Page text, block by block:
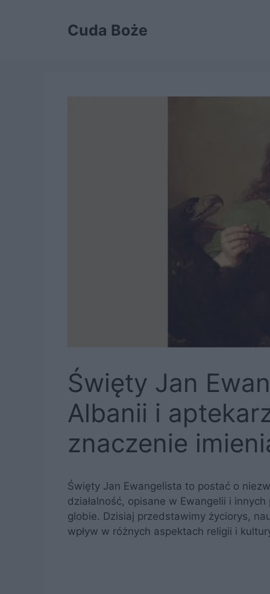
Cuda Boże
Święty Jan
Albanii i
znaczenie
Święty Jan Ewangelista to postać o
działalność, opisane w Ewangelii i
globie. Dzisiaj przedstawimy życiorys,
wpływ w różnych aspektach religii i